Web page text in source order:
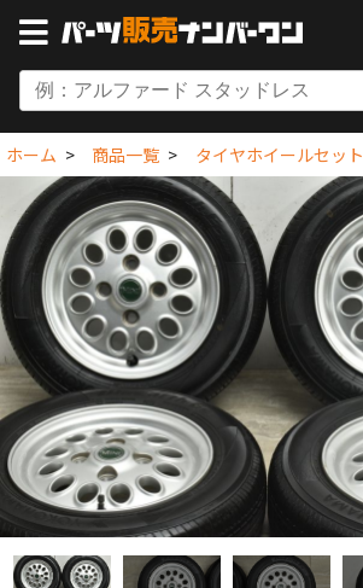
ホーム 商品一覧 タイヤホイールセット